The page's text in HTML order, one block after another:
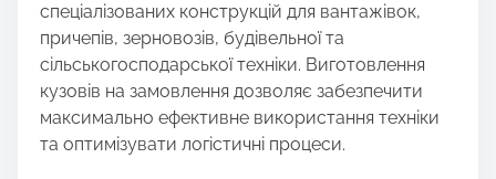
:спеціалізованих конструкцій для вантажівок,
причепів, зерновозів, будівельної та
сільськогосподарської техніки. Виготовлення
кузовів на замовлення дозволяє забезпечити
максимально ефективне використання техніки
та оптимізувати логістичні процеси.